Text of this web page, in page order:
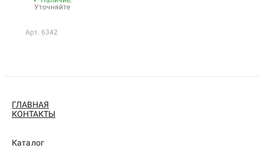
Уточняйте
Арт. 6342
ГЛАВНАЯ
КОНТАКТЫ
Каталог